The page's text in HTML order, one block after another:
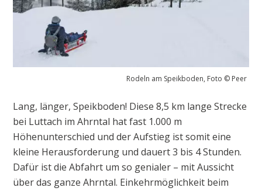
Rodeln am Speikboden, Foto © Peer
Lang, länger, Speikboden! Diese 8,5 km lange Strecke
bei Luttach im Ahrntal hat fast 1.000 m
Höhenunterschied und der Aufstieg ist somit eine
kleine Herausforderung und dauert 3 bis 4 Stunden.
Dafür ist die Abfahrt um so genialer – mit Aussicht
über das ganze Ahrntal. Einkehrmöglichkeit beim